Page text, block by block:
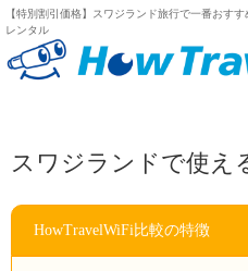
【特別割引価格】スワジランド旅行で一番おす
レンタル
スワジランドで使え
HowTravelWiFi比較の特徴